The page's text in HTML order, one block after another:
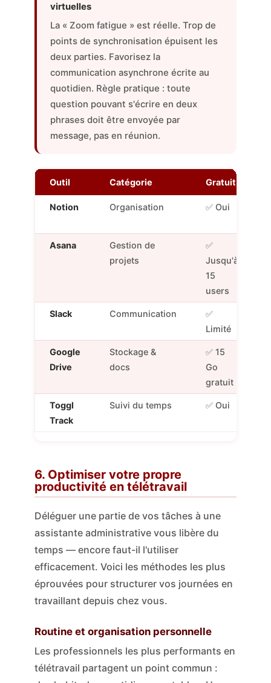
virtuelles
La « Zoom fatigue » est réelle. Trop de
points de synchronisation épuisent les
deux parties. Favorisez la
communication asynchrone écrite au
quotidien. Règle pratique : toute
question pouvant s'écrire en deux
phrases doit être envoyée par
message, pas en réunion.
Outil Catégorie Gratuit
Notion Organisation ✅ Oui
Asana
Gestion de
projets
✅
Jusqu'à
15
users
Slack Communication
✅
Limité
Google
Drive
Stockage &
docs
✅ 15
Go
gratuit
Toggl
Track
Suivi du temps ✅ Oui
6. Optimiser votre propre
productivité en télétravail
Déléguer une partie de vos tâches à une
assistante administrative vous libère du
temps — encore faut-il l'utiliser
efficacement. Voici les méthodes les plus
éprouvées pour structurer vos journées en
travaillant depuis chez vous.
Routine et organisation personnelle
Les professionnels les plus performants en
télétravail partagent un point commun :